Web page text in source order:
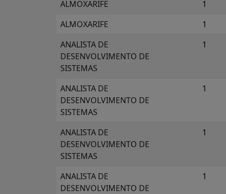
ALMOXARIFE
1
ALMOXARIFE
1
ANALISTA DE
DESENVOLVIMENTO DE
SISTEMAS
1
ANALISTA DE
DESENVOLVIMENTO DE
SISTEMAS
1
ANALISTA DE
DESENVOLVIMENTO DE
SISTEMAS
1
ANALISTA DE
DESENVOLVIMENTO DE
1